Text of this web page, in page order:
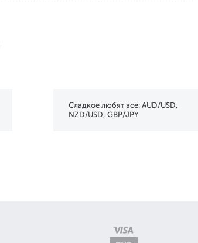
Сладкое любят все: AUD/USD,
NZD/USD, GBP/JPY